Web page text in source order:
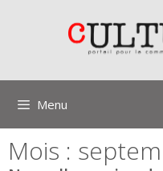
Menu
Mois :